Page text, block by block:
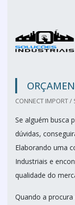
CONNECT IMPORT /
Se alguém busca
dúvidas,
Elaborando uma
Industriais e
qualidade do
Quando a